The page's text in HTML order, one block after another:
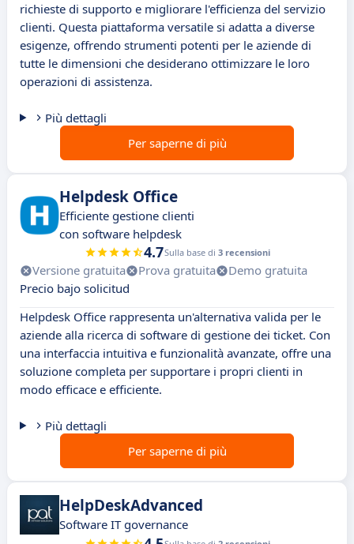
richieste di supporto e migliorare l'efficienza del servizio
clienti. Questa piattaforma versatile si adatta a diverse
esigenze, offrendo strumenti potenti per le aziende di
tutte le dimensioni che desiderano ottimizzare le loro
operazioni di assistenza.
Più dettagli
Per saperne di più
Helpdesk Office
Efficiente gestione clienti
con software helpdesk
4.7Sulla base di 3 recensioni
Versione gratuita Prova gratuita
Demo gratuita
Precio bajo solicitud
Helpdesk Office rappresenta un'alternativa valida per le
aziende alla ricerca di software di gestione dei ticket. Con
una interfaccia intuitiva e funzionalità avanzate, offre una
soluzione completa per supportare i propri clienti in
modo efficace e efficiente.
Più dettagli
Per saperne di più
HelpDeskAdvanced
Software IT governance